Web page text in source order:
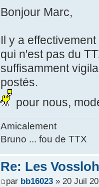
Bonjour Marc,
Il y a
qui n'est pas du
suffisamment
postés.
pour nous,
Amicalement
Bruno ... fou de TTX
Re: Les
par bb16023» 20 Juil